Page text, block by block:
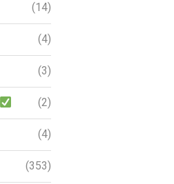
(14)
(4)
(3)
(2)
(4)
(353)